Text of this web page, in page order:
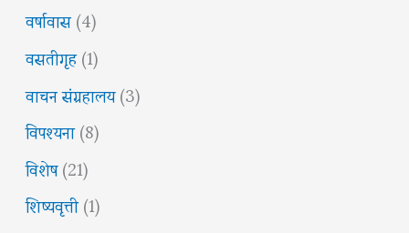
वर्षावास(4)
वसतीगृह(1)
वाचन संग्रहालय(3)
विपश्यना(8)
विशेष(21)
शिष्यवृत्ती(1)